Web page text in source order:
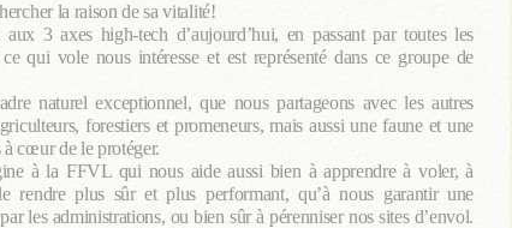
la raison de sa vitalité!
3 axes high-tech d’aujourd’hui, en passant par toutes les
qui vole nous intéresse et est représenté dans ce groupe de
naturel exceptionnel, que nous partageons avec les autres
forestiers et promeneurs, mais aussi une faune et une
cœur de le protéger.
à la FFVL qui nous aide aussi bien à apprendre à voler, à
rendre plus sûr et plus performant, qu’à nous garantir une
les administrations, ou bien sûr à pérenniser nos sites d’envol.